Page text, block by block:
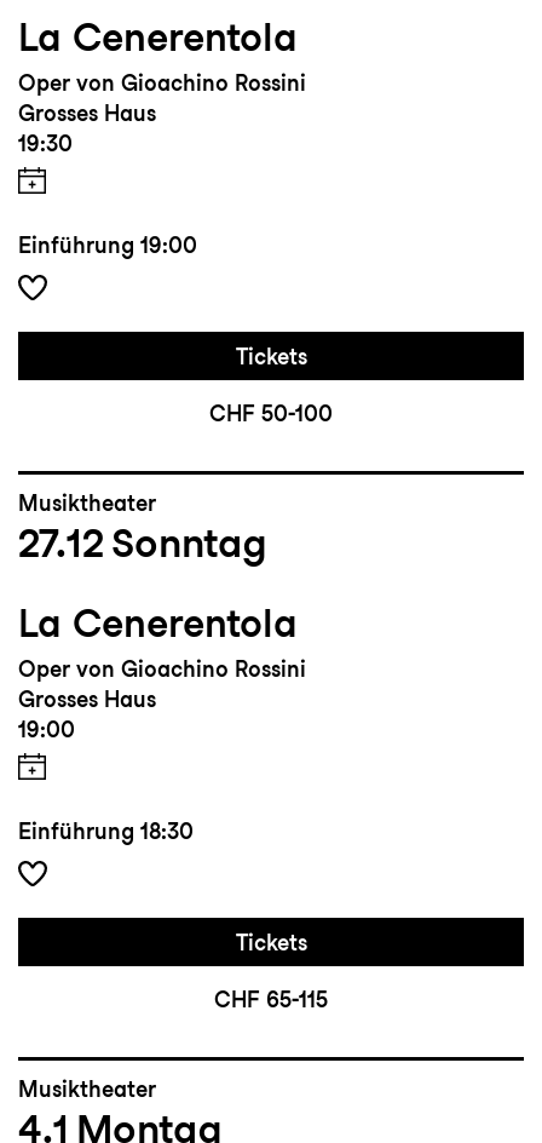
La Cenerentola
Oper von Gioachino Rossini
Grosses Haus
19:30
Einführung 19:00
Tickets
CHF 50-100
Musiktheater
27.12 Sonntag
La Cenerentola
Oper von Gioachino Rossini
Grosses Haus
19:00
Einführung 18:30
Tickets
CHF 65-115
Musiktheater
4.1 Montag